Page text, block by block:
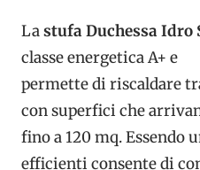
Lastufa Duchessa
classe energetica A+ e
permette di riscaldare
con superfici che
fino a 120 mq. Essendo
efficienti consente di